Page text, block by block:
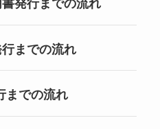
発行までの流れ
までの流れ
までの流れ